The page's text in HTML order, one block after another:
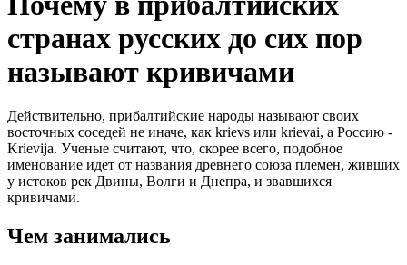
странах русских до сих пор
называют кривичами
Действительно, прибалтийские народы называют своих
восточных соседей не иначе, как krievs или krievai, а Россию -
Krievija. Ученые считают, что, скорее всего, подобное
именование идет от названия древнего союза племен, живших
у истоков рек Двины, Волги и Днепра, и звавшихся
кpивичами.
Чем занимались